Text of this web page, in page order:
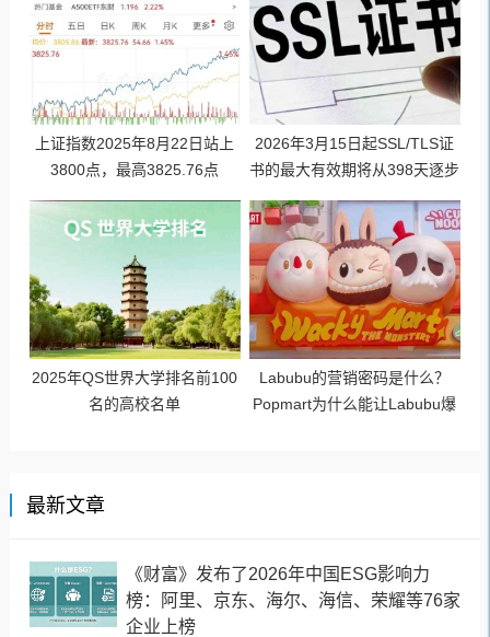
上证指数2025年8月22日站上
3800点，最高3825.76点
2026年3月15日起SSL/TLS证
书的最大有效期将从398天逐步
2025年QS世界大学排名前100
名的高校名单
Labubu的营销密码是什么？
Popmart为什么能让Labubu爆
最新文章
《财富》发布了2026年中国ESG影响力
榜：阿里、京东、海尔、海信、荣耀等76家
企业上榜